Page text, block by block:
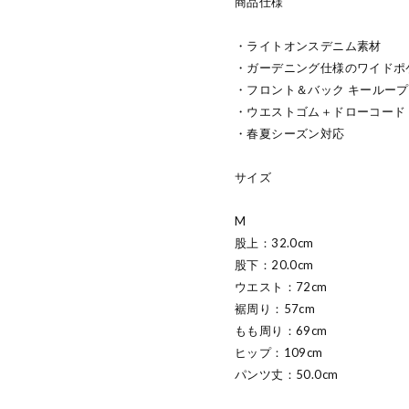
・ライトオンスデニム素材
・ガーデニング仕様のワイドポ
・フロント＆バック キールー
・ウエストゴム＋ドローコード
・春夏シーズン対応
サイズ
M
股上：32.0cm
股下：20.0cm
ウエスト：72cm
裾周り：57cm
もも周り：69cm
ヒップ：109cm
パンツ丈：50.0cm